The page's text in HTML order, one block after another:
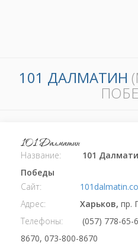
101 ДАЛМАТИН
Название:
101
Победы
Сайт:
Адрес:
Харьков, пр.
Телефоны:
(057) 778-65-
8670, 073-800-8670